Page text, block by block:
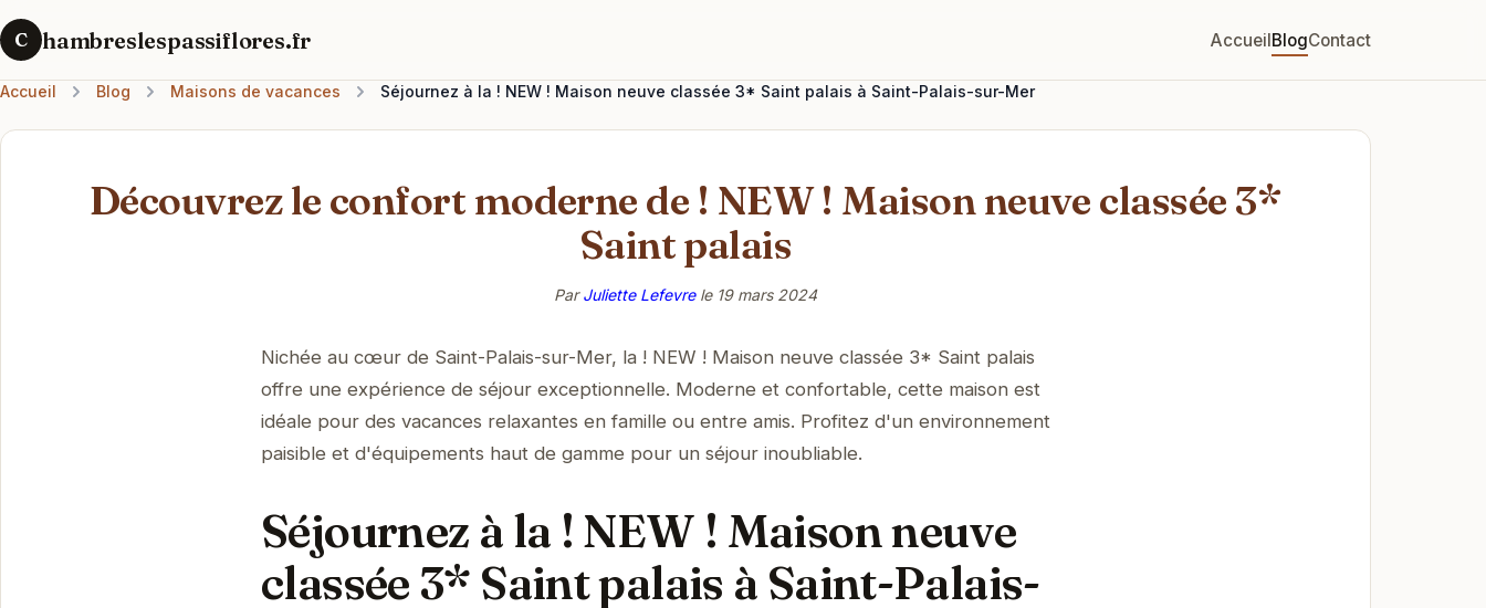
C hambreslespassiflores.fr AccueilBlogContact
Accueil Blog Maisons de vacances Séjournez à la ! NEW ! Maison neuve classée 3* Saint palais à Saint-Palais-sur-Mer
Découvrez le confort moderne de ! NEW ! Maison neuve classée 3*
Saint palais
ParJuliette Lefevrele 19 mars 2024
Nichée au cœur de Saint-Palais-sur-Mer, la ! NEW ! Maison neuve classée 3* Saint palais
offre une expérience de séjour exceptionnelle. Moderne et confortable, cette maison est
idéale pour des vacances relaxantes en famille ou entre amis. Profitez d'un environnement
paisible et d'équipements haut de gamme pour un séjour inoubliable.
Séjournez à la ! NEW ! Maison neuve
classée 3* Saint palais à Saint-Palais-